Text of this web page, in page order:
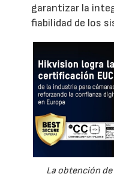
garantizar la
fiabilidad de los
La obtención